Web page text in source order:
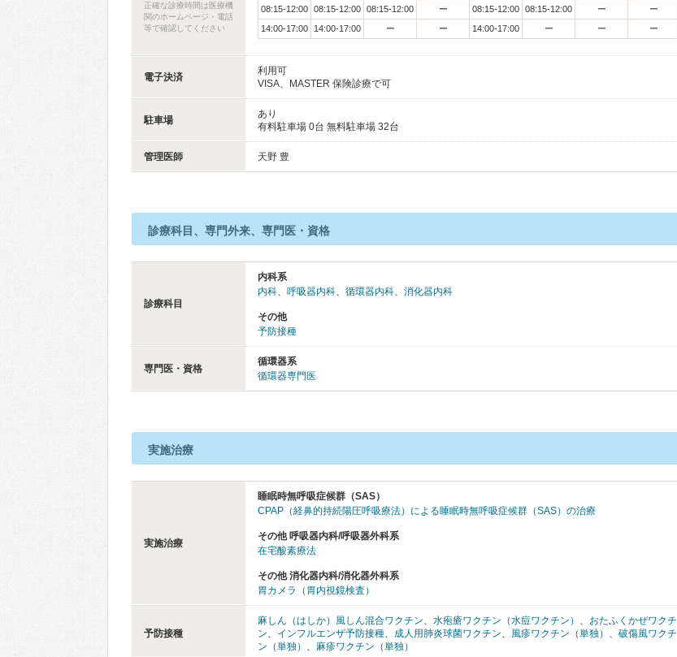
正確な診療時間は医療機
関のホームページ・電話
等で確認してください
08:15-12:00 08:15-12:00 08:15-12:00 ー 08:15-12:00 08:15-12:00 ー
ー
14:00-17:00
14:00-17:00 ー ー 14:00-17:00 ー ー ー
電子決済
利用可
VISA、MASTER 保険診療で可
駐車場
あり
有料駐車場 0台 無料駐車場 32台
管理医師 天野 豊
診療科目、専門外来、専門医・資格
診療科目
内科系
内科、 呼吸器内科、 循環器内科、 消化器内科
その他
予防接種
専門医・資格
循環器系
循環器専門医
実施治療
実施治療
睡眠時無呼吸症候群（SAS）
CPAP（経鼻的持続陽圧呼吸療法）による睡眠時無呼吸症候群（SAS）の治療
その他 呼吸器内科/呼吸器外科系
在宅酸素療法
その他 消化器内科/消化器外科系
胃カメラ（胃内視鏡検査）
予防接種
麻しん（はしか）風しん混合ワクチン、 水疱瘡ワクチン（水痘ワクチン） 、 おたふくかぜワクチ
ン、 インフルエンザ予防接種、 成人用肺炎球菌ワクチン、 風疹ワクチン（単独） 、 破傷風ワクチ
ン（単独） 、 麻疹ワクチン（単独）